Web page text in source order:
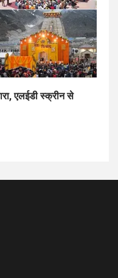
एलईडी स्क्रीन से